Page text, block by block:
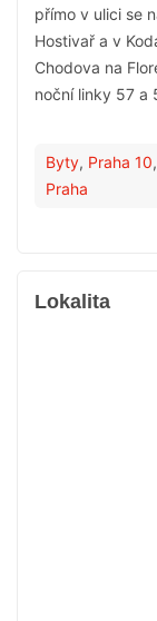
přímo v ulici se
Hostivař a v
Chodova na
noční linky 57 a
Byty, Praha 10,
Praha
Lokalita